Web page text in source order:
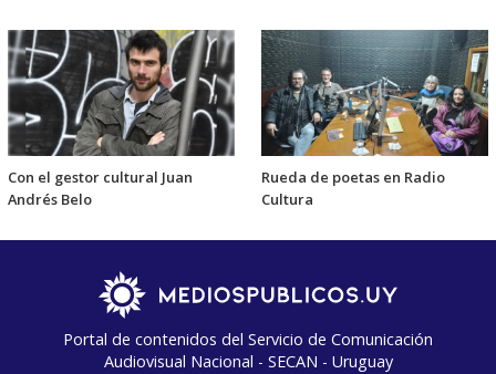
Con el gestor cultural Juan
Andrés Belo
Rueda de poetas en Radio
Cultura
Portal de contenidos del Servicio de Comunicación
Audiovisual Nacional - SECAN - Uruguay